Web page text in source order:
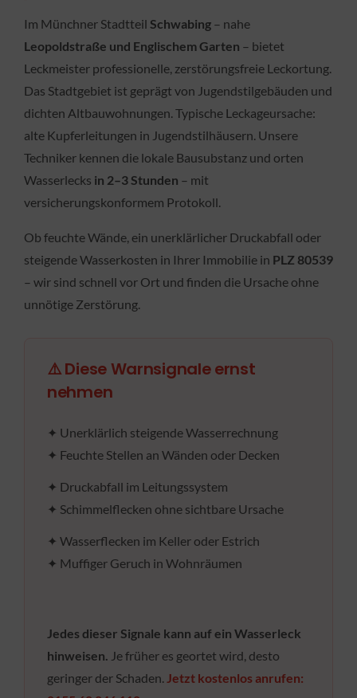
Im Münchner Stadtteil Schwabing – nahe
Leopoldstraße und Englischem Garten – bietet
Leckmeister professionelle, zerstörungsfreie Leckortung.
Das Stadtgebiet ist geprägt von Jugendstilgebäuden und
dichten Altbauwohnungen. Typische Leckageursache:
alte Kupferleitungen in Jugendstilhäusern. Unsere
Techniker kennen die lokale Bausubstanz und orten
Wasserlecks in 2–3 Stunden – mit
versicherungskonformem Protokoll.
Ob feuchte Wände, ein unerklärlicher Druckabfall oder
steigende Wasserkosten in Ihrer Immobilie in PLZ 80539
– wir sind schnell vor Ort und finden die Ursache ohne
unnötige Zerstörung.
⚠️ Diese Warnsignale ernst
nehmen
✦ Unerklärlich steigende Wasserrechnung
✦ Feuchte Stellen an Wänden oder Decken
✦ Druckabfall im Leitungssystem
✦ Schimmelflecken ohne sichtbare Ursache
✦ Wasserflecken im Keller oder Estrich
✦ Muffiger Geruch in Wohnräumen
Jedes dieser Signale kann auf ein Wasserleck
hinweisen. Je früher es geortet wird, desto
geringer der Schaden. Jetzt kostenlos anrufen: